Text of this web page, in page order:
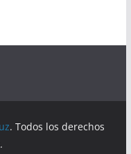
. Todos los derechos